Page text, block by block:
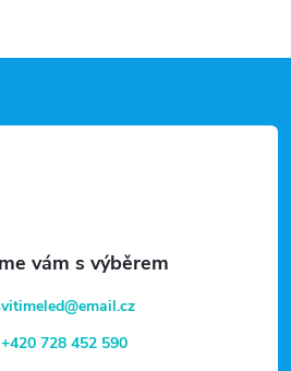
@email.cz
+420 728 452 590